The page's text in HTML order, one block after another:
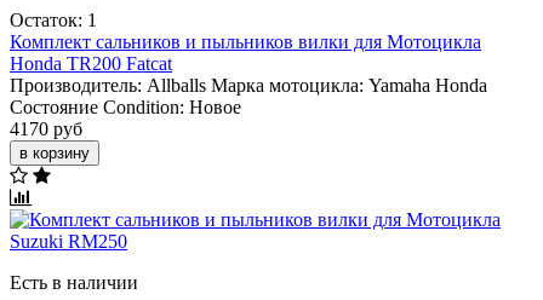
Остаток: 1
Комплект сальников и пыльников вилки для Мотоцикла
Honda TR200 Fatcat
Производитель: Allballs Марка мотоцикла: Yamaha Honda
Состояние Condition: Новое
4170 руб
в корзину
Есть в наличии